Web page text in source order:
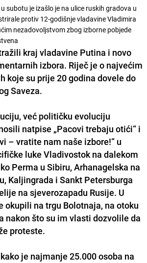
subotu je izašlo je na ulice ruskih gradova u
protiv 12-godišnje vladavine Vladimira
nezadovoljstvom zbog izborne pobjede
kraj vladavine Putina i novo
izbora. Riječ je o najvećim
koje su prije 20 godina dovele do
Saveza.
već političku evoluciju
natpise „Pacovi trebaju otići“ i
– vratite nam naše izbore!“ u
luke Vladivostok na dalekom
Perma u Sibiru, Arhanagelska na
Kaljingrada i Sankt Petersburga
na sjeverozapadu Rusije. U
okupili na trgu Bolotnaja, na otoku
nakon što su im vlasti dozvolile da
proteste.
je najmanje 25.000 osoba na